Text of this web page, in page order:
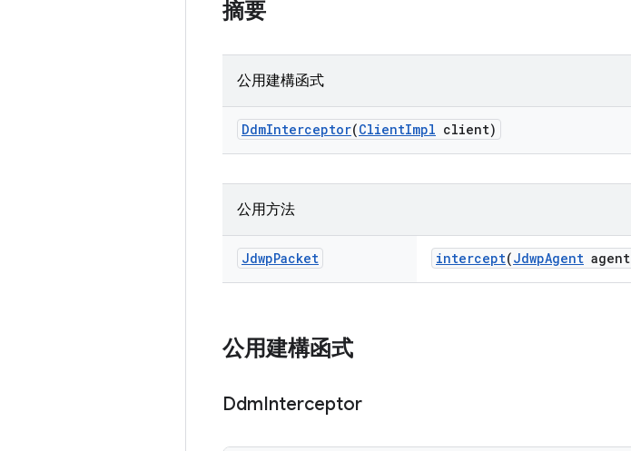
摘要
公用建構函式
DdmInterceptor(ClientImpl client)
公用方法
JdwpPacket intercept(JdwpAgent agent
公用建構函式
DdmInterceptor